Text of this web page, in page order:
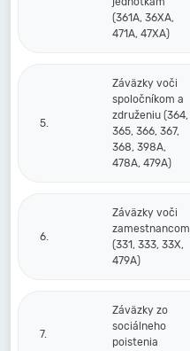
(361A, 36XA,
471A, 47XA)
5.
Záväzky voči
spoločníkom a
združeniu (364,
365, 366, 367,
368, 398A,
478A, 479A)
6.
Záväzky voči
zamestnancom
(331, 333, 33X,
479A)
7.
Záväzky zo
sociálneho
poistenia